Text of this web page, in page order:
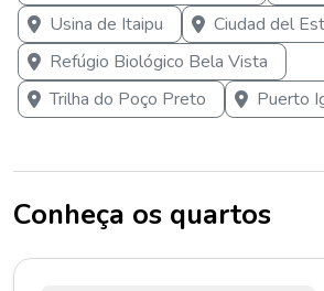
Usina de Itaipu
Ciudad del
Refúgio Biológico Bela Vista
Trilha do Poço Preto
Puerto
Conheça os quartos